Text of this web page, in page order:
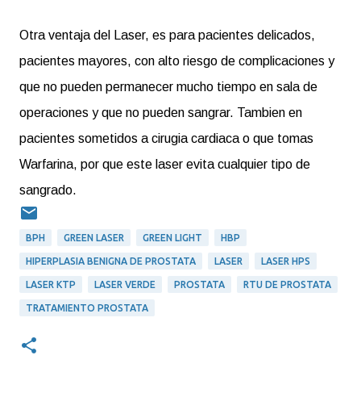
Otra ventaja del Laser, es para pacientes delicados,
pacientes mayores, con alto riesgo de complicaciones y
que no pueden permanecer mucho tiempo en sala de
operaciones y que no pueden sangrar. Tambien en
pacientes sometidos a cirugia cardiaca o que tomas
Warfarina, por que este laser evita cualquier tipo de
sangrado.
BPH GREEN LASER GREEN LIGHT HBP
HIPERPLASIA BENIGNA DE PROSTATA LASER LASER HPS
LASER KTP LASER VERDE PROSTATA RTU DE PROSTATA
TRATAMIENTO PROSTATA